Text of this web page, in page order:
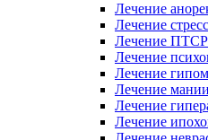
Лечение
Лечение
Лечение ПТСР
Лечение
Лечение
Лечение
Лечение
Лечение